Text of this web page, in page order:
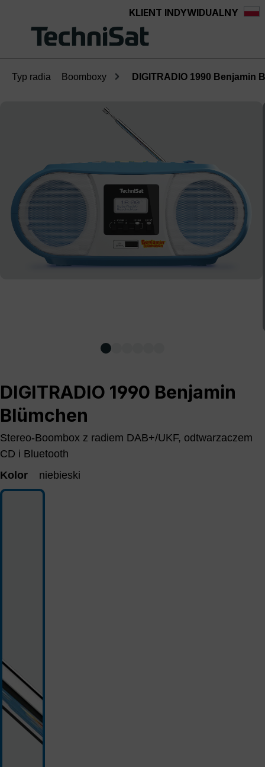
Przejdź do głównej zawartościKLIENT INDYWIDUALNY
Typ radia Boomboxy DIGITRADIO 1990 Benjamin
DIGITRADIO 1990 Benjamin
Blümchen
Stereo-Boombox z radiem DAB+/UKF, odtwarzaczem
CD i Bluetooth
Kolor
niebieski